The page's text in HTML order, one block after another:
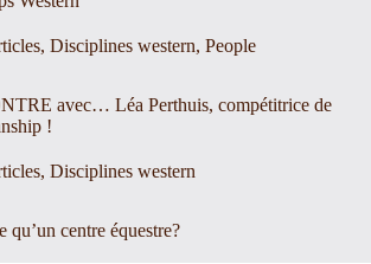
, Disciplines western, People
avec… Léa Perthuis, compétitrice de
!
, Disciplines western
qu’un centre équestre?